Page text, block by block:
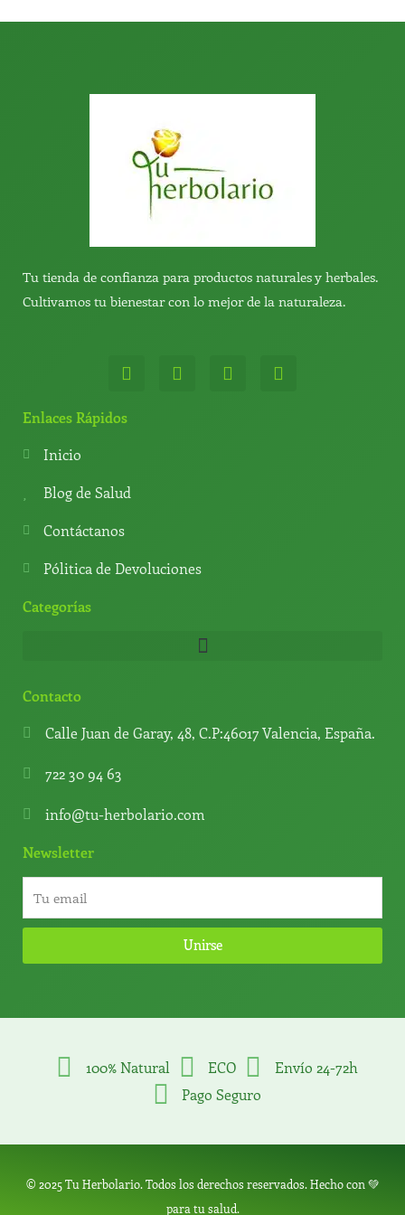
Tu tienda de confianza para productos naturales y herbales.
Cultivamos tu bienestar con lo mejor de la naturaleza.
W
h
t
p
T
e
Y
o
T
i
Enlaces Rápidos
Inicio
Blog de Salud
Contáctanos
Pólitica de Devoluciones
Categorías
Contacto
Calle Juan de Garay, 48, C.P:46017 Valencia, España.
722 30 94 63
info@tu-herbolario.com
Newsletter
Unirse
100% Natural ECO
Envío 24-72h
Pago Seguro
© 2025 Tu Herbolario. Todos los derechos reservados. Hecho con 💚
para tu salud.